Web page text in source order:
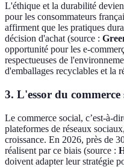
L'éthique et la durabilité
pour les consommateurs
affirment que les pratiques
décision d'achat (source :
opportunité pour les e-
respectueuses de
d'emballages recyclables et la
3. L'essor du commerce
Le commerce social, c’est-à-
plateformes de réseaux
croissance. En 2026, près de
réalisent par ce biais (source :
doivent adapter leur stratégie